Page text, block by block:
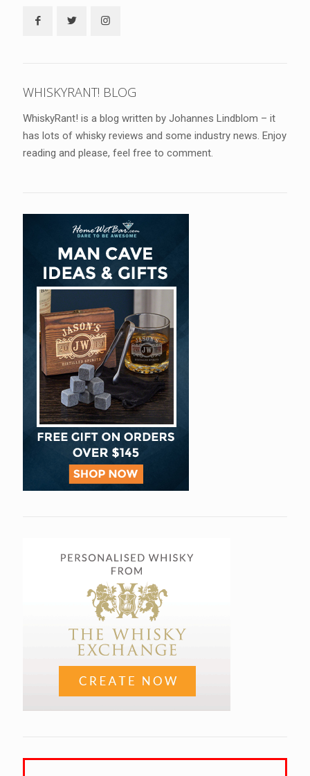
WHISKYRANT! BLOG
WhiskyRant! is a blog written by Johannes Lindblom – it
has lots of whisky reviews and some industry news. Enjoy
reading and please, feel free to comment.